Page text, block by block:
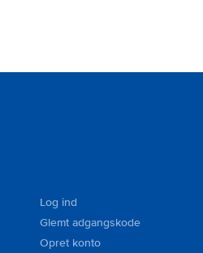
Log ind
Glemt adgangskode
Opret konto